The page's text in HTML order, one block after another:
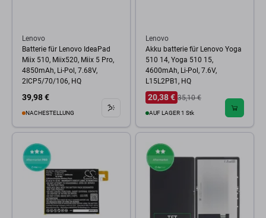
Lenovo
Batterie für Lenovo IdeaPad
Miix 510, Miix520, Miix 5 Pro,
4850mAh, Li-Pol, 7.68V,
2ICP5/70/106, HQ
39,98 €
NACHESTELLUNG
Lenovo
Akku batterie für Lenovo Yoga
510 14, Yoga 510 15,
4600mAh, Li-Pol, 7.6V,
L15L2PB1, HQ
20,38 € 35,10 €
AUF LAGER 1 Stk